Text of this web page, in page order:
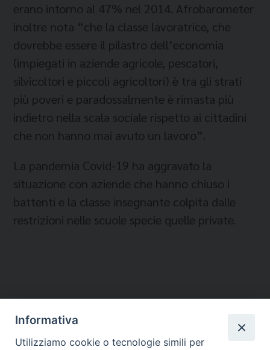
erano intorno al 47% nel 2014. Afrobarometer
inoltre nota “che la classe lavoratrice, che
dovrebbe essere il pilastro dell’economia
(impiegati in aziende agricole, pescatori,
silvicoltori e piccoli agricoltori) è tra gli strati
più poveri e paradossalmente è rimasta più
indietro nella scala sociale rispetto ai cittadini
che non hanno mai avuto un lavoro”.
La pandemia Covid-19 ha aggravato la
situazione con aziende che hanno chiuso i
battenti e la classe insegnante colpita dalle
restrizioni nelle scuole specie quelle private.
Temi:
Informativa
Utilizziamo cookie o tecnologie simili per